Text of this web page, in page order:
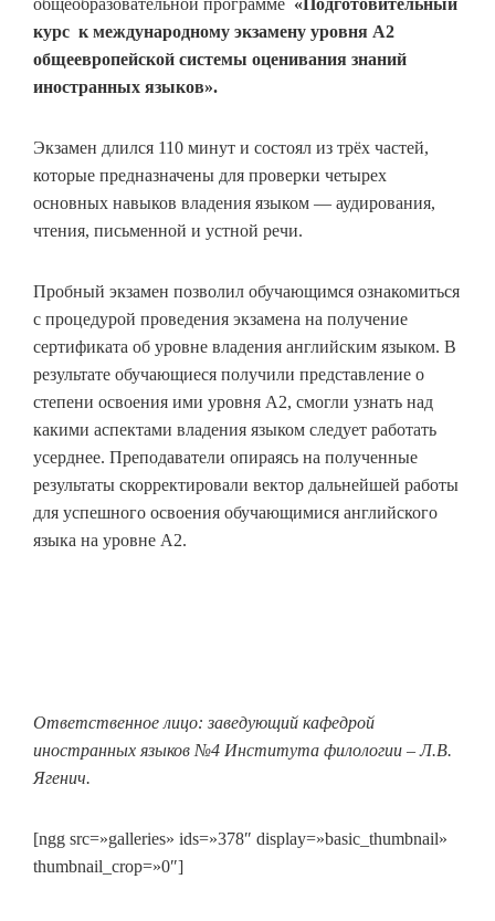
общеобразовательной программе «Подготовительный
курс к международному экзамену уровня A2
общеевропейской системы оценивания знаний
иностранных языков».
Экзамен длился 110 минут и состоял из трёх частей,
которые предназначены для проверки четырех
основных навыков владения языком — аудирования,
чтения, письменной и устной речи.
Пробный экзамен позволил обучающимся ознакомиться
с процедурой проведения экзамена на получение
сертификата об уровне владения английским языком. В
результате обучающиеся получили представление о
степени освоения ими уровня А2, смогли узнать над
какими аспектами владения языком следует работать
усерднее. Преподаватели опираясь на полученные
результаты скорректировали вектор дальнейшей работы
для успешного освоения обучающимися английского
языка на уровне А2.
Ответственное лицо: заведующий кафедрой
иностранных языков №4 Института филологии – Л.В.
Ягенич.
[ngg src=»galleries» ids=»378″ display=»basic_thumbnail»
thumbnail_crop=»0″]